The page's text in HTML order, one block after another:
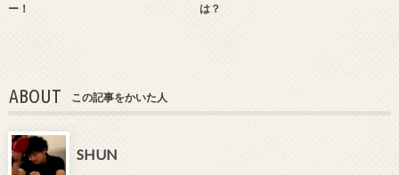
ー！
は？
ABOUT この記事をかいた人
SHUN